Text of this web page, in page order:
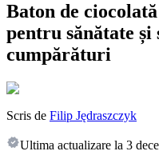
Baton de
pentru sănătate
cumpărături
Scris de Filip Jędraszczyk
Ultima actualizare la 3